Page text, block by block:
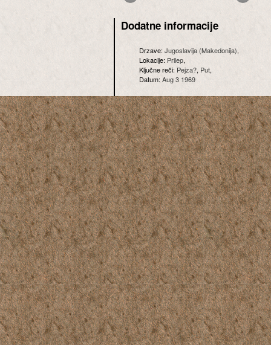
Dodatne informacije
Drzave:Jugoslavija (Makedonija),
Lokacije: Prilep,
Ključne reči: Pejza?, Put,
Datum: Aug 3 1969